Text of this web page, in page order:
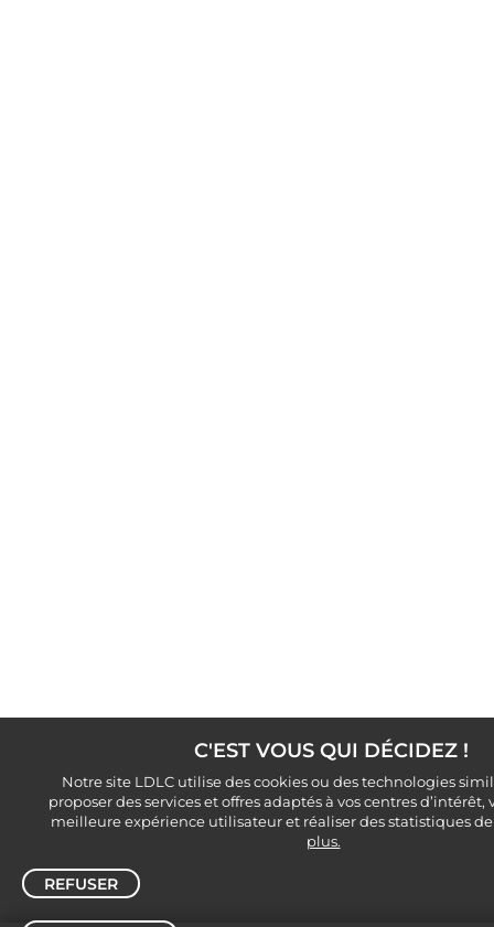
C'EST VOUS QUI DÉCIDEZ !
Notre site LDLC utilise des cookies ou des technologies
proposer des services et offres adaptés à vos centres
meilleure expérience utilisateur et réaliser des statistiques
plus.
REFUSER